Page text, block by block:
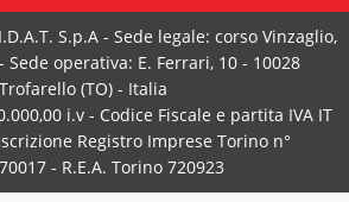
S.p.A - Sede legale: corso Vinzaglio,
Sede operativa: E. Ferrari, 10 - 10028
Trofarello (TO) - Italia
i.v - Codice Fiscale e partita IVA IT
Registro Imprese Torino n°
- R.E.A. Torino 720923